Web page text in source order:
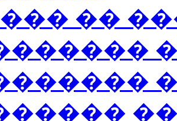
��